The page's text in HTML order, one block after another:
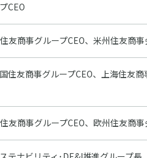
CEO
友商事グループCEO、米州住友商事
住友商事グループCEO、上海住友
友商事グループCEO、欧州住友商事